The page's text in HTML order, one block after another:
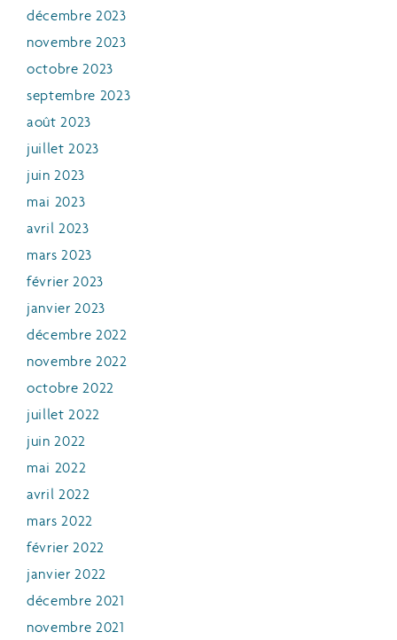
décembre 2023
novembre 2023
octobre 2023
septembre 2023
août 2023
juillet 2023
juin 2023
mai 2023
avril 2023
mars 2023
février 2023
janvier 2023
décembre 2022
novembre 2022
octobre 2022
juillet 2022
juin 2022
mai 2022
avril 2022
mars 2022
février 2022
janvier 2022
décembre 2021
novembre 2021